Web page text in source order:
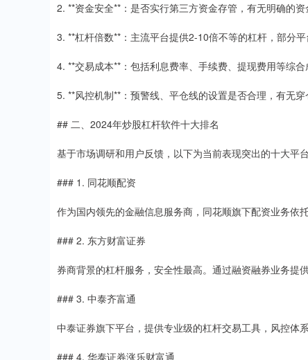
2. **资金安全**：是否实行第三方资金存管，有无明确的
3. **杠杆倍数**：主流平台提供2-10倍不等的杠杆，部分
4. **交易成本**：包括利息费率、手续费、提现费用等综合
5. **风控机制**：预警线、平仓线的设置是否合理，有无穿
## 二、2024年炒股杠杆软件十大排名
基于市场调研和用户反馈，以下为当前表现突出的十大平
### 1. 同花顺配资
作为国内领先的金融信息服务商，同花顺旗下配资业务依
### 2. 东方财富证券
券商背景的杠杆服务，安全性最高。通过融资融券业务提
### 3. 中泰齐富通
中泰证券旗下平台，提供专业级的杠杆交易工具，风控体
### 4. 华泰证券涨乐财富通